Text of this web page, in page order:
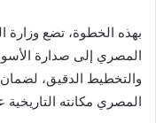
بهذه الخطوة، تضع
المصري إلى صدارة
والتخطيط الدقيق، لضمان
المصري مكانته التاريخية